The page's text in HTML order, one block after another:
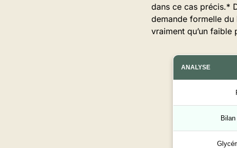
dans ce cas précis.*
demande formelle du
vraiment qu’un
ANALYSE